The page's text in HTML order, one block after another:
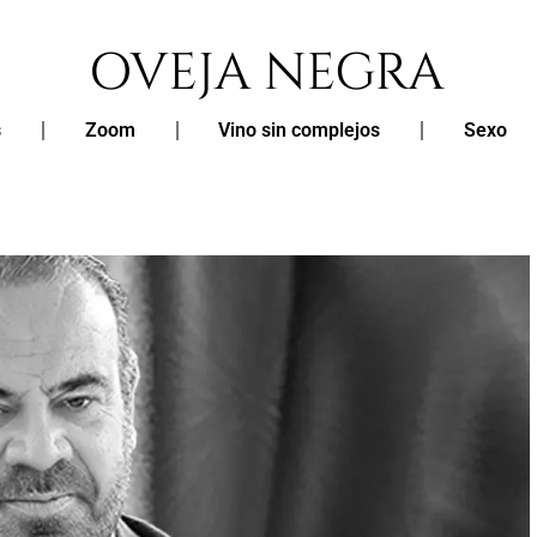
Zoom Vino sin complejos Sexo